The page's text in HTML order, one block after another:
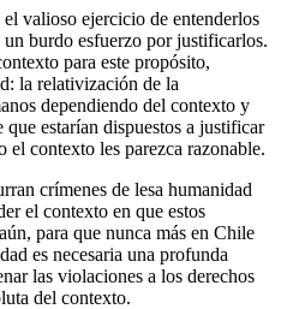
valioso ejercicio de entenderlos
burdo esfuerzo por justificarlos.
para este propósito,
la relativización de la
dependiendo del contexto y
estarían dispuestos a justificar
el contexto les parezca razonable.
crímenes de lesa humanidad
el contexto en que estos
para que nunca más en Chile
es necesaria una profunda
las violaciones a los derechos
del contexto.